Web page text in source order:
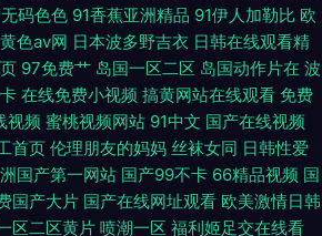
狠干免费影视 美女性福利社 老湿机午夜十分钟视
女视屏 www91海角 欧美成人社区论坛 91网站在
福利 日本a黄在线观看 国产精品十二区在线
码色色 91香蕉亚洲精品 91伊人加勒比 欧
黄色av网 日本波多野吉衣 日韩在线观看精
97免费艹 岛国一区二区 岛国动作片在 波
在线免费小视频 搞黄网站在线观看 免费
视频 蜜桃视频网站 91中文 国产在线视频
首页 伦理朋友的妈妈 丝袜女同 日韩性爱
国产第一网站 国产99不卡 66精品视频 国
国产大片 国产在线网址观看 欧美激情日韩
区二区黄片 喷潮一区 福利姬足交在线看